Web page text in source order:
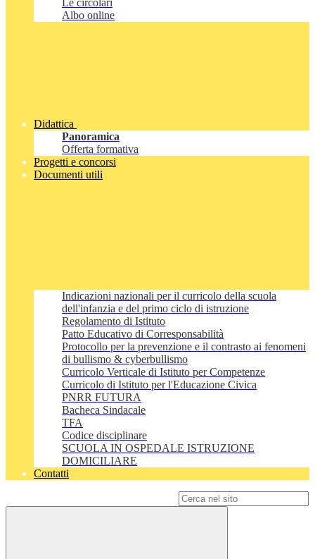
Le circolari
Albo online
Didattica
Panoramica
Offerta formativa
Progetti e concorsi
Documenti utili
Indicazioni nazionali per il curricolo della scuola
dell'infanzia e del primo ciclo di istruzione
Regolamento di Istituto
Patto Educativo di Corresponsabilità
Protocollo per la prevenzione e il contrasto ai fenomeni
di bullismo & cyberbullismo
Curricolo Verticale di Istituto per Competenze
Curricolo di Istituto per l'Educazione Civica
PNRR FUTURA
Bacheca Sindacale
TFA
Codice disciplinare
SCUOLA IN OSPEDALE ISTRUZIONE
DOMICILIARE
Contatti